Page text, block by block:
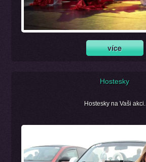
Hostesky
Hostesky na Vaši akci.